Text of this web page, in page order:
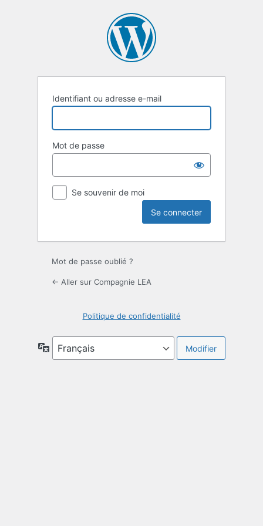
Identifiant ou adresse e-mail
Mot de passe
Se souvenir de moi
Mot de passe oublié ?
← Aller sur Compagnie LEA
Politique de confidentialité
Langue